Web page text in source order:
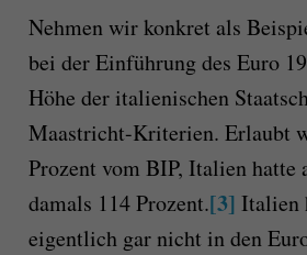
Nehmen wir konkret als
bei der Einführung des Euro
Höhe der italienischen
Maastricht-Kriterien. Erlaubt
Prozent vom BIP, Italien hatte
damals 114 Prozent.[3] Italien
eigentlich gar nicht in den